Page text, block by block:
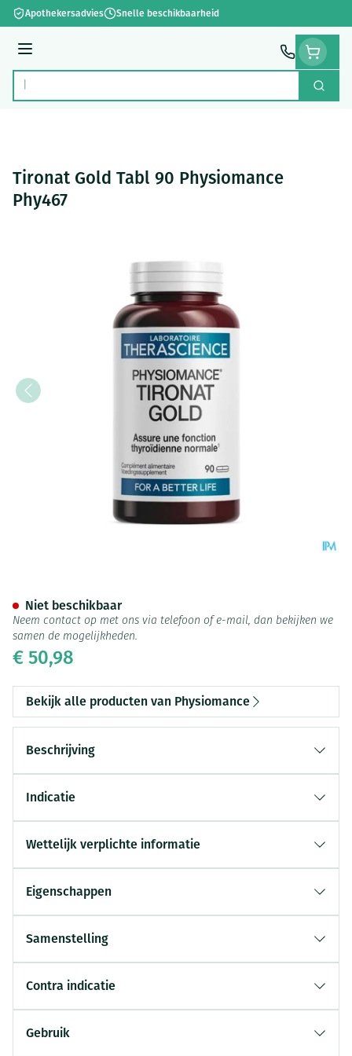
Ga naar de inhoud
Apothekersadvies Snelle beschikbaarheid
Menu
Product, merk, categorie... Zoek
Tironat Gold Tabl 90 Physiomance
Phy467
€ 50,98
Niet beschikbaar
Neem contact op met ons via telefoon of e-mail, dan bekijken we
samen de mogelijkheden.
Bekijk alle producten van Physiomance
Beschrijving
Indicatie
Wettelijk verplichte informatie
Eigenschappen
Samenstelling
Contra indicatie
Gebruik